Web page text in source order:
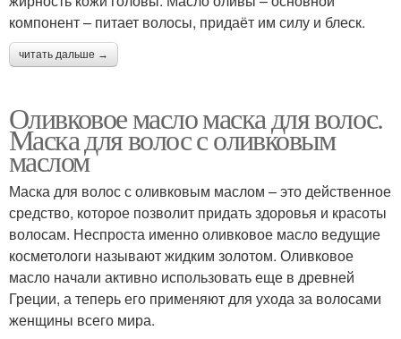
компонент – питает волосы, придаёт им силу и блеск.
читать дальше →
Оливковое масло маска для волос.
Маска для волос с оливковым
маслом
Маска для волос с оливковым маслом – это действенное
средство, которое позволит придать здоровья и красоты
волосам. Неспроста именно оливковое масло ведущие
косметологи называют жидким золотом. Оливковое
масло начали активно использовать еще в древней
Греции, а теперь его применяют для ухода за волосами
женщины всего мира.